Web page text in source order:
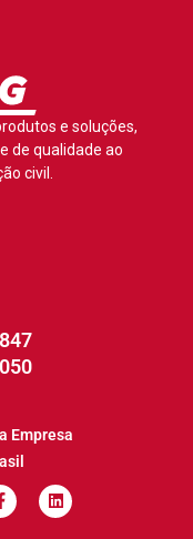
e soluções,
de qualidade ao
civil.
Empresa